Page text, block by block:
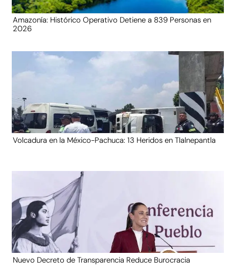
Amazonía: Histórico Operativo Detiene a 839 Personas en
2026
Volcadura en la México-Pachuca: 13 Heridos en Tlalnepantla
Nuevo Decreto de Transparencia Reduce Burocracia